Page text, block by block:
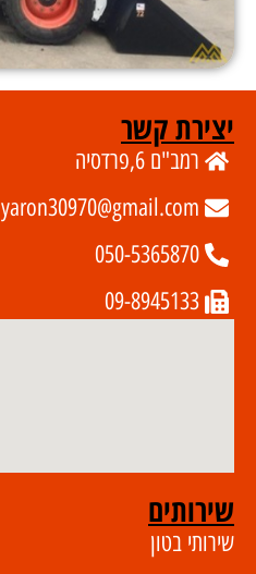
יצירת קשר
רמב"ם 6,פרדסיה
yaron30970@gmail.com
050-5365870
09-8945133
שירותים
שירותי בטון